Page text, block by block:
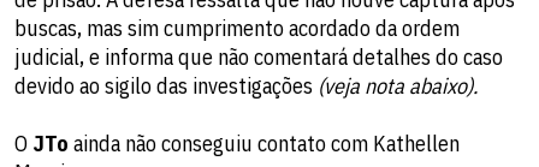
buscas, mas sim cumprimento acordado da ordem
judicial, e informa que não comentará detalhes do caso
devido ao sigilo das investigações (veja nota abaixo).
O JTo ainda não conseguiu contato com Kathellen